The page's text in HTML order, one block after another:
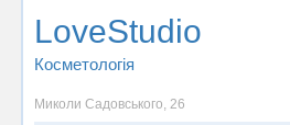
LoveStudio
Косметологія
Миколи Садовського, 26